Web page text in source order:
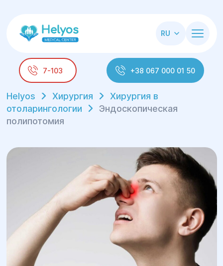
RU
7-103 +38 067 000 01 50
Helyos Хирургия
Хирургия в
отоларингологии
Эндоскопическая
полипотомия